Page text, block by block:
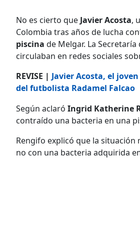
No es cierto que Javier Acosta,
Colombia tras años de lucha
piscina de Melgar. La Secretaría
circulaban en redes sociales
REVISE | Javier Acosta, el
del futbolista Radamel Falcao
Según aclaró Ingrid Katherine
contraído una bacteria en una
Rengifo explicó que la
no con una bacteria adquirida